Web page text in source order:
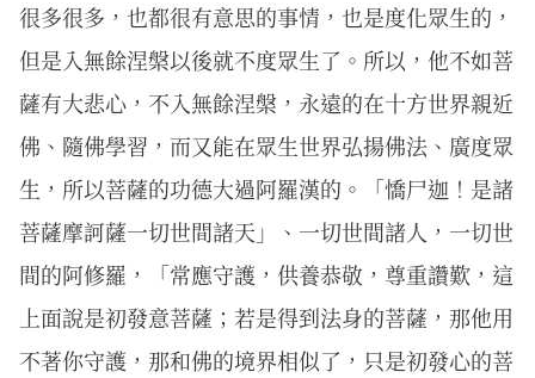
很多很多，也都很有意思的事情，也是度化眾生的，
但是入無餘涅槃以後就不度眾生了。所以，他不如菩
薩有大悲心，不入無餘涅槃，永遠的在十方世界親近
佛、隨佛學習，而又能在眾生世界弘揚佛法、廣度眾
生，所以菩薩的功德大過阿羅漢的。「憍尸迦！是諸
菩薩摩訶薩一切世間諸天」、一切世間諸人，一切世
間的阿修羅，「常應守護，供養恭敬，尊重讚歎，這
上面說是初發意菩薩；若是得到法身的菩薩，那他用
不著你守護，那和佛的境界相似了，只是初發心的菩